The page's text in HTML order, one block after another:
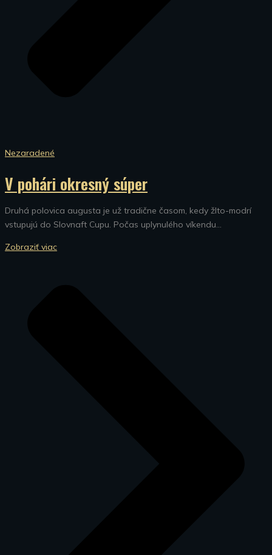
Nezaradené
V pohári okresný súper
Druhá polovica augusta je už tradične časom, kedy žlto-modrí
vstupujú do Slovnaft Cupu. Počas uplynulého víkendu...
Zobraziť viac